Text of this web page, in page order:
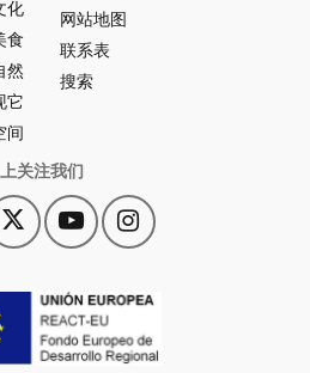
化
食
然
它
间
网站地图
联系表
搜索
上关注我们
此
链
YouTube
此
链
会
打
开
Instagram
此
链
会
开